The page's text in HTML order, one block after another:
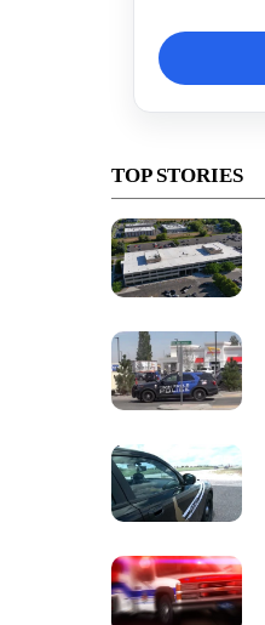
TOP STORIES